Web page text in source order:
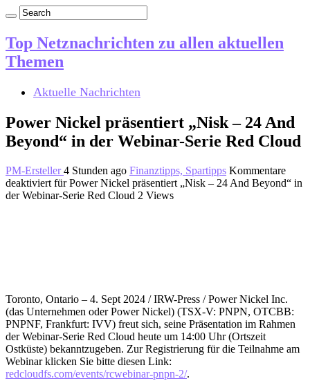
Top Netznachrichten zu allen aktuellen
Themen
Aktuelle Nachrichten
Power Nickel präsentiert „Nisk – 24 And
Beyond“ in der Webinar-Serie Red Cloud
PM-Ersteller4 Stunden ago Finanztipps, Spartipps Kommentare
deaktiviert für Power Nickel präsentiert „Nisk – 24 And Beyond“ in
der Webinar-Serie Red Cloud 2 Views
Toronto, Ontario – 4. Sept 2024 / IRW-Press / Power Nickel Inc.
(das Unternehmen oder Power Nickel) (TSX-V: PNPN, OTCBB:
PNPNF, Frankfurt: IVV) freut sich, seine Präsentation im Rahmen
der Webinar-Serie Red Cloud heute um 14:00 Uhr (Ortszeit
Ostküste) bekanntzugeben. Zur Registrierung für die Teilnahme am
Webinar klicken Sie bitte diesen Link:
redcloudfs.com/events/rcwebinar-pnpn-2/.